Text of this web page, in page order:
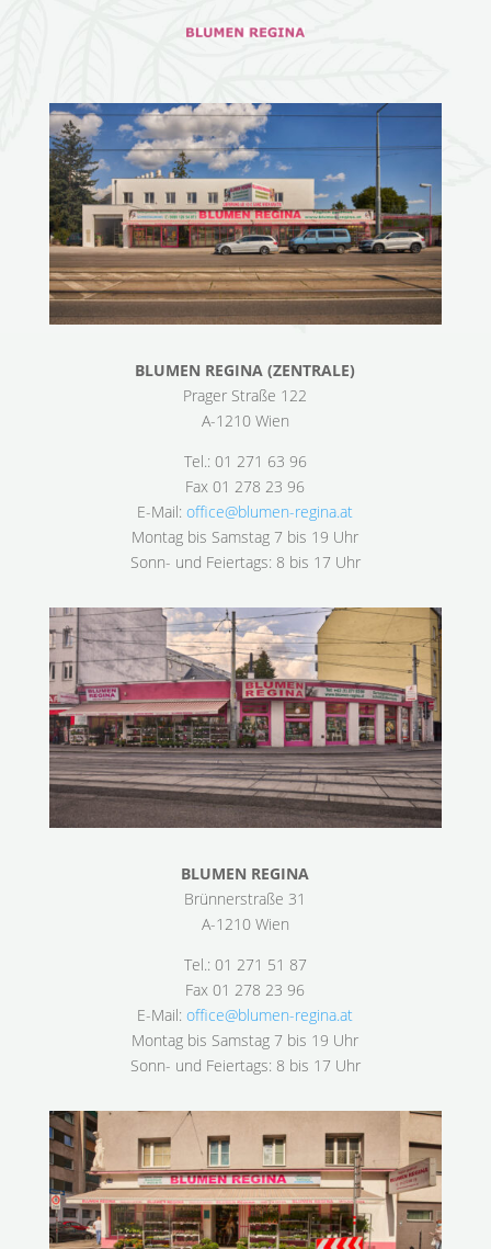
BLUMEN REGINA (ZENTRALE)
Prager Straße 122
A-1210 Wien
Tel.: 01 271 63 96
Fax 01 278 23 96
E-Mail:office@blumen-regina.at
Montag bis Samstag 7 bis 19 Uhr
Sonn- und Feiertags: 8 bis 17 Uhr
BLUMEN REGINA
Brünnerstraße 31
A-1210 Wien
Tel.: 01 271 51 87
Fax 01 278 23 96
E-Mail:office@blumen-regina.at
Montag bis Samstag 7 bis 19 Uhr
Sonn- und Feiertags: 8 bis 17 Uhr